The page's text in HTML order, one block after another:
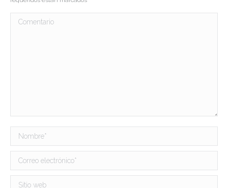
Comentario
Nombre *
Correo electrónico *
Sitio web